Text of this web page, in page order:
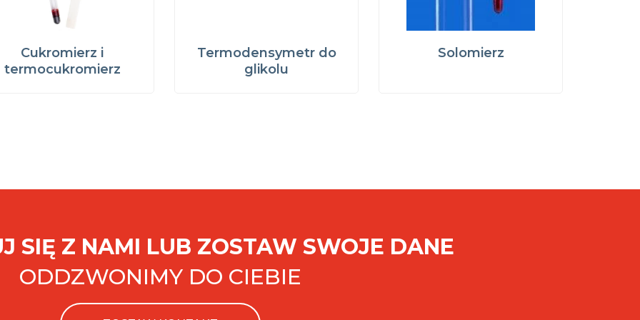
Cukromierz i
termocukromierz
Termodensymetr do
glikolu
Solomierz
SIĘ Z NAMI LUB ZOSTAW SWOJE DANE
ODDZWONIMY DO CIEBIE